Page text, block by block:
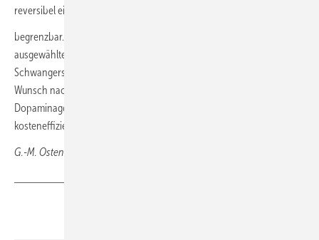
reversibel einsetzbar und in vielen Fällen zeitlich
begrenzbar. Die Operation sei eine ausgezeichnete Option für
ausgewählte Fälle – etwa bei klar intrasellären Tumoren, geplanter
Schwangerschaft, Intoleranz gegenüber Dopaminagonisten oder
Wunsch nach Therapieabschluss. Doch im klinischen Alltag bleibt der
Dopaminagonist der pragmatischere, risikoärmere und auch
kosteneffizientere First-Line-Ansatz.
G.-M. Ostendorf, Wiesbaden